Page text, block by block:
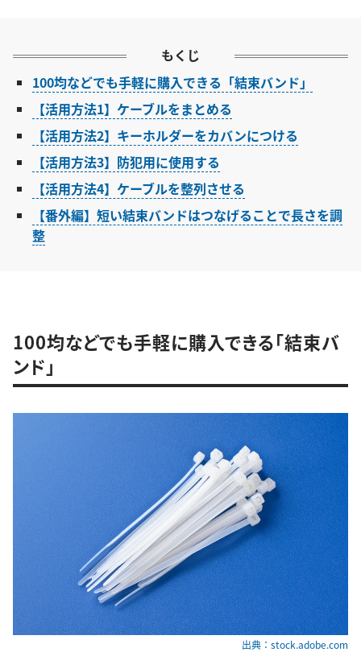
もくじ
100均などでも手軽に購入できる「結束バンド」
【活用方法1】ケーブルをまとめる
【活用方法2】キーホルダーをカバンにつける
【活用方法3】防犯用に使用する
【活用方法4】ケーブルを整列させる
【番外編】短い結束バンドはつなげることで長さを調
整
100均などでも手軽に購入できる「結束バ
ンド」
出典：stock.adobe.com